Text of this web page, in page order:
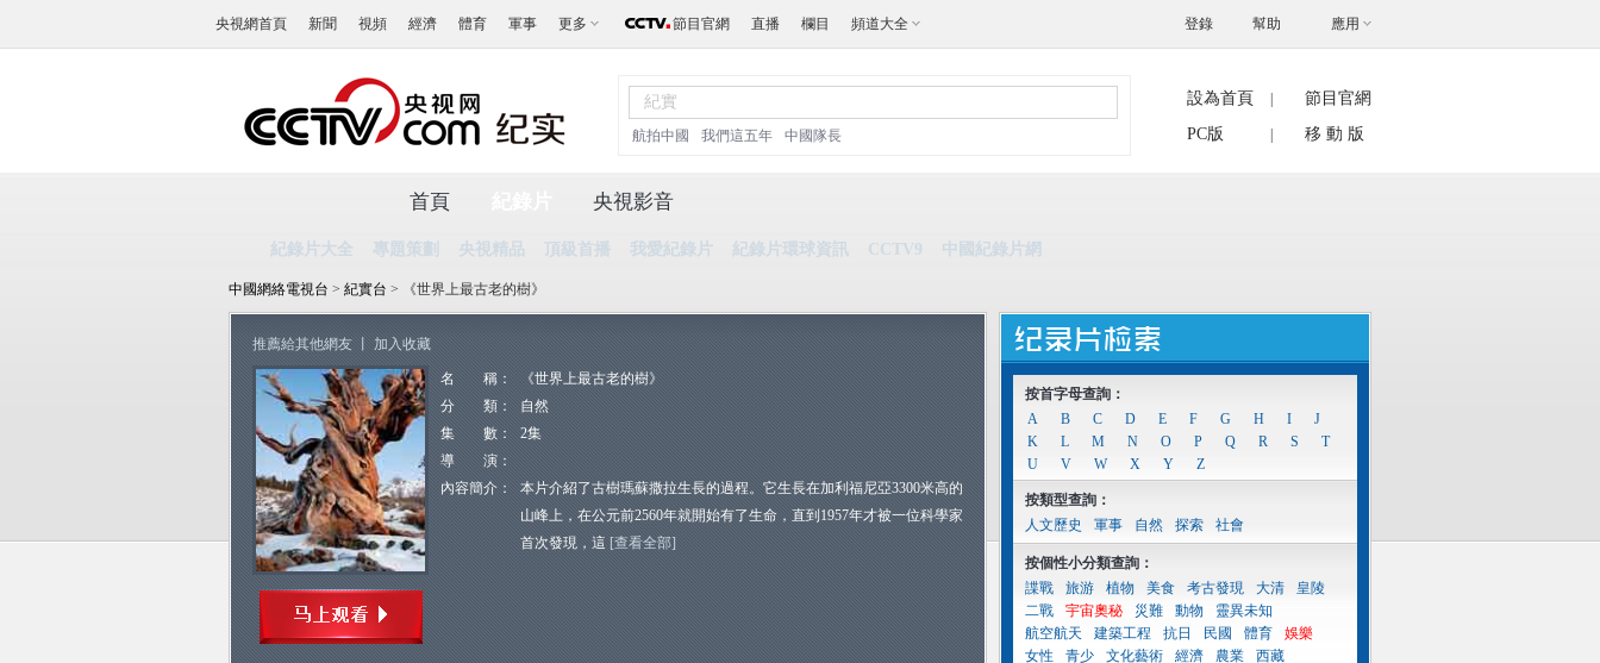
央視網首頁 新聞 視頻 經濟 體育 軍事 更多 節目官網 直播 欄目 頻道大全 幫助 應用
登錄
航拍中國 我們這五年 中國隊長
設為首頁
節目官網
PC版
移 動 版
首頁
紀錄片大全 專題策劃 央視精品 頂級首播 我愛紀錄片 紀錄片環球資訊 CCTV9 中國紀錄片網
央視影音
中國網絡電視台 > 紀實台 > 《世界上最古老的樹》
推薦給其他網友 加入收藏
名 稱：
《世界上最古老的樹》
分 類：
自然
集 數：
2集
導 演：
內容簡介：
本片介紹了古樹瑪蘇撒拉生長的過程。它生長在加利福尼亞3300米高的
山峰上，在公元前2560年就開始有了生命，直到1957年才被一位科學家
首次發現，這 [查看全部]
按首字母查詢：
A
B C D E F G H I
J
K
L M N O P Q R S
T
U
V W X Y Z
按類型查詢：
人文歷史
軍事 自然 探索 社會
按個性小分類查詢：
諜戰
旅游 植物 美食 考古發現 大清
皇陵
二戰
宇宙奧秘 災難 動物
靈異未知
航空航天
建築工程 抗日 民國 體育
娛樂
女性
青少 文化藝術 經濟 農業
西藏